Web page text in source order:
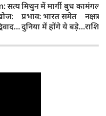
सत्यमिथुन में मार्गी बुध का
प्रभाव: भारत समेत
दुनिया में होंगे ये बड़े
मंगल
नक्षत्र
किसे